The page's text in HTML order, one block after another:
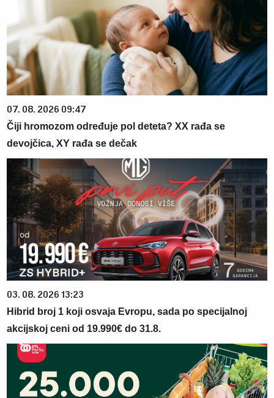
07. 08. 2026 09:47
Čiji hromozom određuje pol deteta? XX rađa se
devojčica, XY rađa se dečak
03. 08. 2026 13:23
Hibrid broj 1 koji osvaja Evropu, sada po specijalnoj
akcijskoj ceni od 19.990€ do 31.8.